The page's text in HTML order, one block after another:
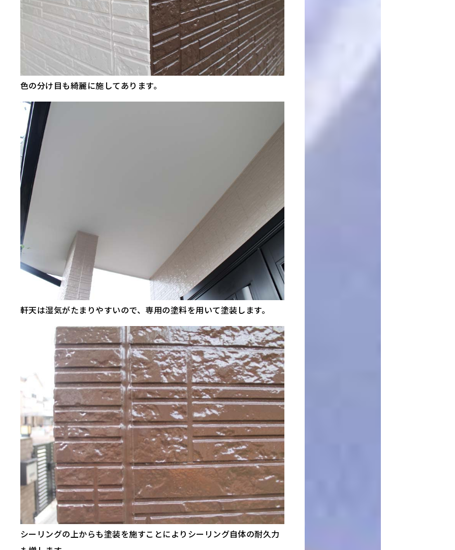
色の分け目も綺麗に施してあります。
軒天は湿気がたまりやすいので、専用の塗料を用いて塗装します。
シーリングの上からも塗装を施すことによりシーリング自体の耐久力